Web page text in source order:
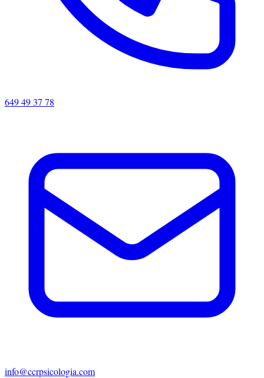
649 49 37 78
info@ccrpsicologia.com